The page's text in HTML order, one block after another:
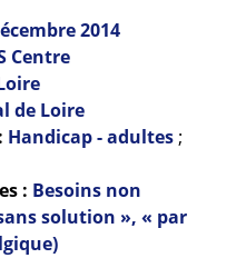
2014
Centre
de Loire
Handicap - adultes;
: Besoins non
solution », « par